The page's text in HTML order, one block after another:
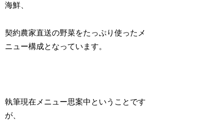
海鮮、
契約農家直送の野菜をたっぷり使ったメ
ニュー構成となっています。
執筆現在メニュー思案中ということです
が、